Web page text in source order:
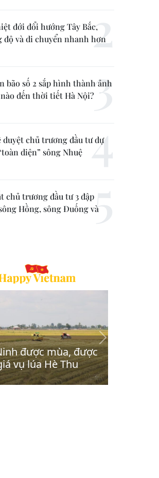
đới đổi hướng Tây Bắc,
độ và di chuyển nhanh hơn
bão số 2 sắp hình thành ảnh
đến thời tiết Hà Nội?
duyệt chủ trương đầu tư dự
diện” sông Nhuệ
chủ trương đầu tư 3 đập
Hồng, sông Đuống và